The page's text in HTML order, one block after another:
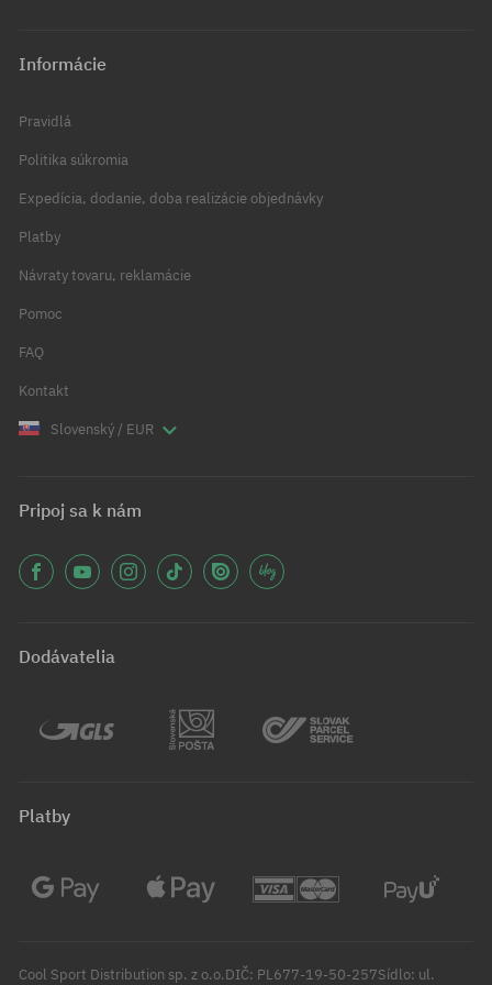
Informácie
Pravidlá
Politika súkromia
Expedícia, dodanie, doba realizácie objednávky
Platby
Návraty tovaru, reklamácie
Pomoc
FAQ
Kontakt
Slovenský / EUR
Pripoj sa k nám
Dodávatelia
Platby
Cool Sport Distribution sp. z o.o.DIČ: PL677-19-50-257Sídlo: ul.